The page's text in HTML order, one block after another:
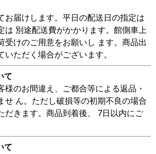
お届けします。平日の配送日の指定は
は 別途配送費がかかります。館側車上
受けのご用意をお願いし ます。商品出
ただく場合がございます。
て
様のお間違え、ご都合等による返品・
せ ん。ただし破損等の初期不良の場合
だきます。商品到着後、 7日以内にご
て